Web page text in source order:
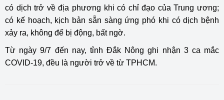
có dịch trở về địa phương khi có chỉ đạo của Trung ương;
có kế hoạch, kịch bản sẵn sàng ứng phó khi có dịch bệnh
xảy ra, không để bị động, bất ngờ.
Từ ngày 9/7 đến nay, tỉnh Đắk Nông ghi nhận 3 ca mắc
COVID-19, đều là người trở về từ TPHCM.